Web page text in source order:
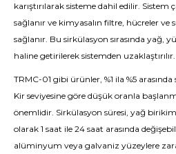
karıştırılarak sisteme dahil edilir. Sistem
sağlanır ve kimyasalın filtre, hücreler ve
sağlanır. Bu sirkülasyon sırasında yağ,
haline getirilerek sistemden uzaklaştırılır.
TRMC-01 gibi ürünler, %1 ila %5
Kir seviyesine göre düşük oranla
önemlidir. Sirkülasyon süresi, yağ
olarak 1 saat ile 24 saat arasında
alüminyum veya galvaniz yüzeylere